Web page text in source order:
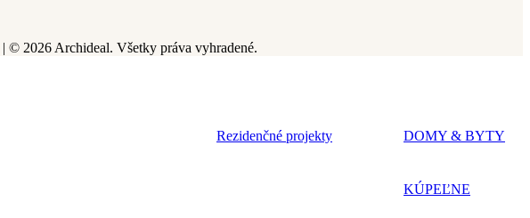
| © 2026 Archideal. Všetky práva vyhradené.
Rezidenčné projekty DOMY & BYTY
KÚPEĽNE